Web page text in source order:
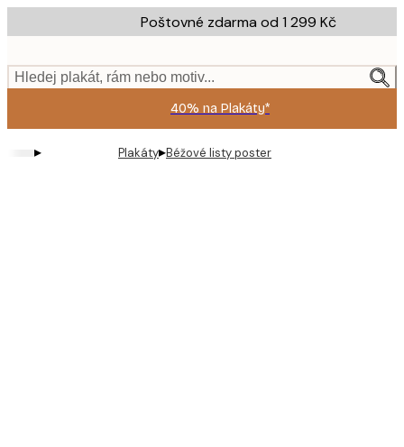
to
content.
Poštovné zdarma od 1 299 Kč
Hledej plakát, rám nebo motiv...
40% na Plakáty*
▸ Plakáty▸Béžové listy poster